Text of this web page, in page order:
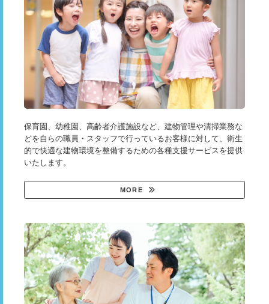
保育園、幼稚園、高齢者介護施設など、建物管理や清掃業務な
どを自らの職員・スタッフで行っているお客様に対して、衛生
的で快適な建物環境を整備するための各種支援サービスを提供
いたします。
MORE